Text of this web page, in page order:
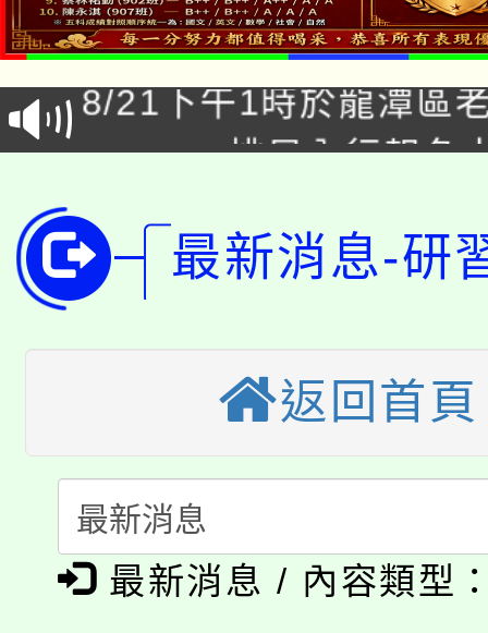
「本色祭」8/29、30在
場熱烈登場!
8/21下午1時於龍潭區
徵才活動。
YOUNG桃局內行報名
開!
115年桃園市運動會8/
田徑場及游泳池舉行。
桃園市低收入戶享有免
半價優惠，詳情可洽有
者。
大園自造教育及科技中
份教師增能研習
大溪自造教育及科技
份教師研習
淨零綠生活教案入校路
會
115年食農教育專業人
程
「本色祭」8/29、30在
最新消息-研
返回首頁
最新消息 / 內容類型